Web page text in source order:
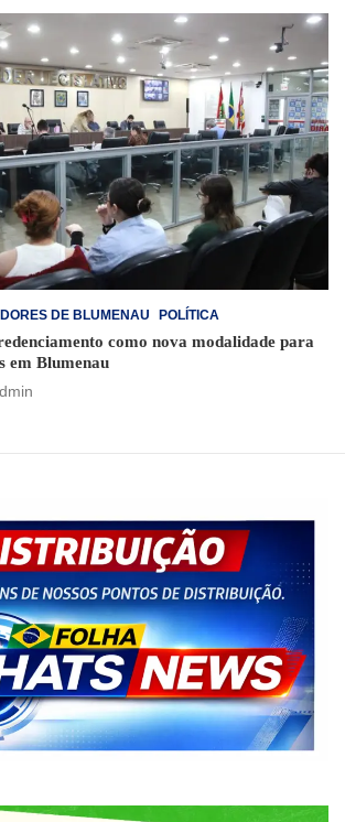
DE BLUMENAU POLÍTICA
como nova modalidade para
em Blumenau